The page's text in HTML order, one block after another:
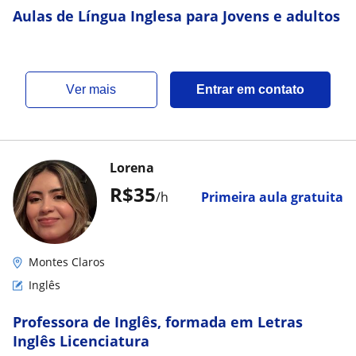
Aulas de Língua Inglesa para Jovens e adultos
ver mais Entrar em contato
R$35/h Primeira aula gratuita
Lorena
Montes Claros
Inglês
Professora de Inglês, formada em Letras
Inglês Licenciatura